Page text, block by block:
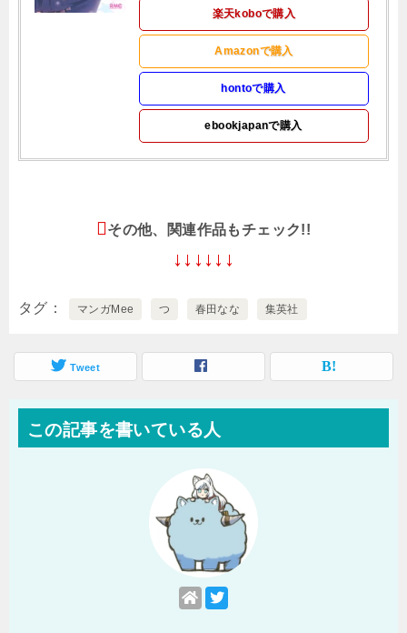
楽天koboで購入
Amazonで購入
hontoで購入
ebookjapanで購入
その他、関連作品もチェック!!
↓↓↓↓↓↓
タグ マンガMee つ 春田なな 集英社
Tweet
この記事を書いている人